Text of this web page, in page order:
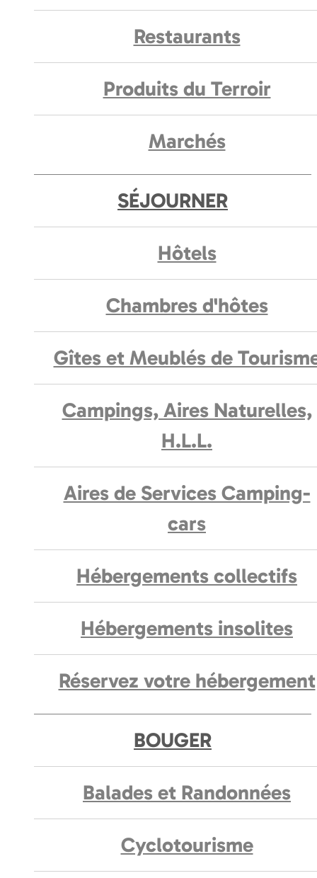
Restaurants
Produits du Terroir
Marchés
SÉJOURNER
Hôtels
Chambres d'hôtes
Gîtes et Meublés de
Campings, Aires Naturelles,
H.L.L.
Aires de Services Camping-
cars
Hébergements collectifs
Hébergements insolites
Réservez votre hébergement
BOUGER
Balades et Randonnées
Cyclotourisme